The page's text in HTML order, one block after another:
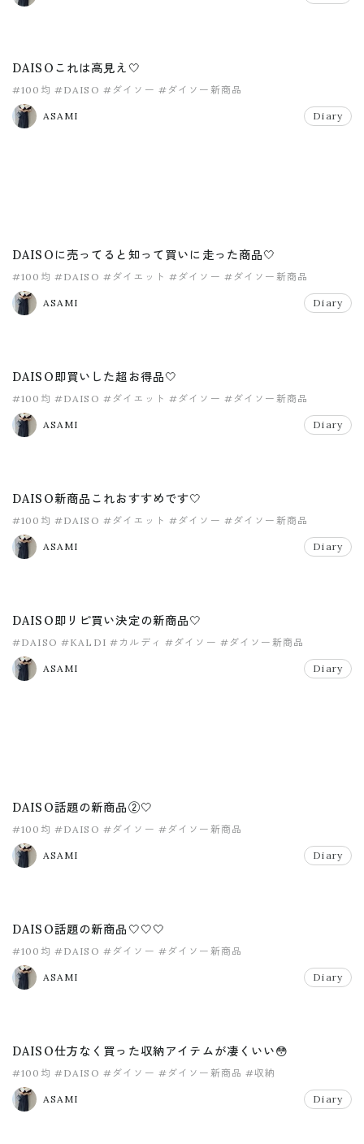
DAISOこれは高見え🤍
#100均 #DAISO #ダイソー #ダイソー新商品
ASAMI Diary
DAISOに売ってると知って買いに走った商品🤍
#100均 #DAISO #ダイエット #ダイソー #ダイソー新商品
ASAMI Diary
DAISO即買いした超お得品🤍
#100均 #DAISO #ダイエット #ダイソー #ダイソー新商品
ASAMI Diary
DAISO新商品これおすすめです🤍
#100均 #DAISO #ダイエット #ダイソー #ダイソー新商品
ASAMI Diary
DAISO即リピ買い決定の新商品🤍
#DAISO #KALDI #カルディ #ダイソー #ダイソー新商品
ASAMI Diary
DAISO話題の新商品②🤍
#100均 #DAISO #ダイソー #ダイソー新商品
ASAMI Diary
DAISO話題の新商品🤍🤍🤍
#100均 #DAISO #ダイソー #ダイソー新商品
ASAMI Diary
DAISO仕方なく買った収納アイテムが凄くいい😳
#100均 #DAISO #ダイソー #ダイソー新商品 #収納
ASAMI Diary